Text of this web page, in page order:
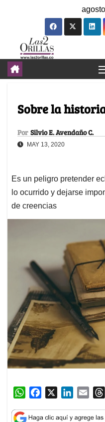
Sobre la
Por Silvio E. Avendaño C.
MAY 13, 2020
Es un peligro pretender
lo ocurrido y dejarse
de creencias
W
a
c
n
a